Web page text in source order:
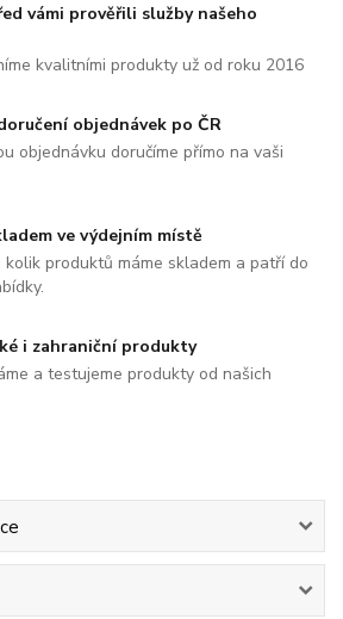
vámi prověřili služby našeho
kvalitními produkty už od roku 2016
objednávek po ČR
objednávku doručíme přímo na vaši
ve výdejním místě
kolik produktů máme skladem a patří do
i zahraniční produkty
a testujeme produkty od našich